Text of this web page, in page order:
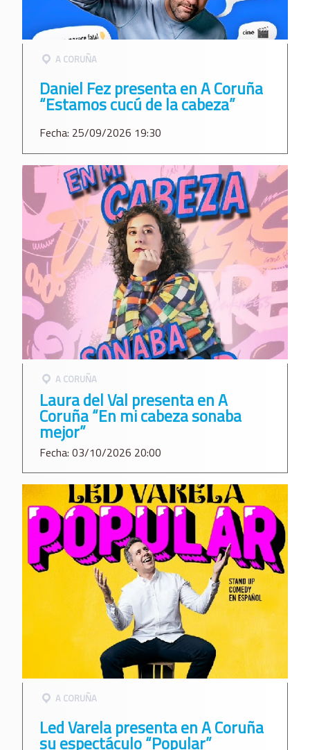
A CORUÑA
Daniel Fez presenta en A Coruña
“Estamos cucú de la cabeza”
Fecha: 25/09/2026 19:30
A CORUÑA
Laura del Val presenta en A
Coruña “En mi cabeza sonaba
mejor”
Fecha: 03/10/2026 20:00
A CORUÑA
Led Varela presenta en A Coruña
su espectáculo “Popular”